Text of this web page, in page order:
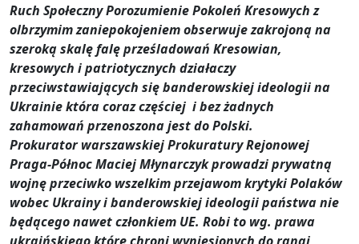
Ruch Społeczny Porozumienie Pokoleń Kresowych z
olbrzymim zaniepokojeniem obserwuje zakrojoną na
szeroką skalę falę prześladowań Kresowian,
kresowych i patriotycznych działaczy
przeciwstawiających się banderowskiej ideologii na
Ukrainie która coraz częściej i bez żadnych
zahamowań przenoszona jest do Polski.
Prokurator warszawskiej Prokuratury Rejonowej
Praga-Północ Maciej Młynarczyk prowadzi prywatną
wojnę przeciwko wszelkim przejawom krytyki Polaków
wobec Ukrainy i banderowskiej ideologii państwa nie
będącego nawet członkiem UE. Robi to wg. prawa